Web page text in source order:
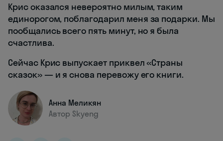
Крис оказался невероятно милым, таким
единорогом, поблагодарил меня за подарки. Мы
пообщались всего пять минут, но я была
счастлива.
Сейчас Крис выпускает приквел «Страны
сказок» — и я снова перевожу его книги.
Анна Меликян
Автор Skyeng